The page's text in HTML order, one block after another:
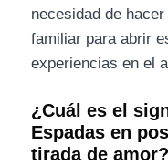
necesidad de
familiar para abrir
experiencias en el
¿Cuál es el
Espadas en
tirada de amor?